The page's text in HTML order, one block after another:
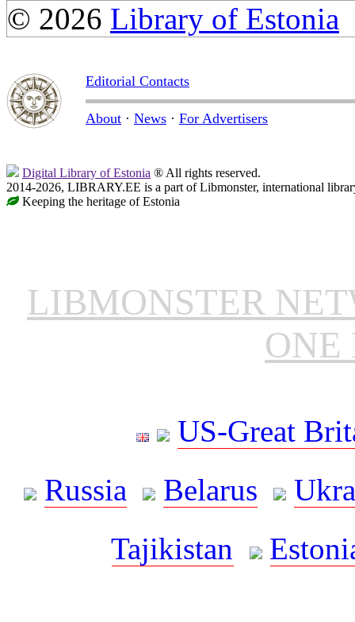
© 2026 Library of Estonia
Editorial Contacts
About · News · For Advertisers
Digital Library of Estonia ® All rights reserved.
2014-2026, LIBRARY.EE is a part of Libmonster, international
Keeping the heritage of Estonia
LIBMONSTER
ONE
US-Great
Russia
Belarus
Tajikistan